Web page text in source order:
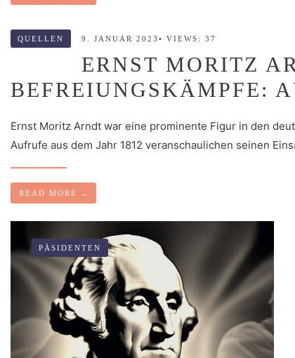
QUELLEN 9. JANUAR 2023 • VIEWS: 37
ERNST MORITZ
BEFREIUNGSKÄMPFE:
Ernst Moritz Arndt war eine prominente Figur in den
Aufrufe aus dem Jahr 1812 veranschaulichen seinen
READ MORE →
PÄSIDENTEN